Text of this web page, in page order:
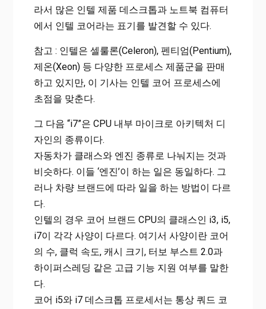
라서 많은 인텔 제품 데스크톱과 노트북 컴퓨터
에서 인텔 코어라는 표기를 발견할 수 있다.
참고 : 인텔은 셀룰론(Celeron), 펜티엄(Pentium),
제온(Xeon) 등 다양한 프로세스 제품군을 판매
하고 있지만, 이 기사는 인텔 코어 프로세스에
초점을 맞춘다.
그 다음 “i7”은 CPU 내부 마이크로 아키텍처 디
자인의 종류이다.
자동차가 클래스와 엔진 종류로 나눠지는 것과
비슷하다. 이들 ‘엔진’이 하는 일은 동일하다. 그
러나 차량 브랜드에 따라 일을 하는 방법이 다르
다.
인텔의 경우 코어 브랜드 CPU의 클래스인 i3, i5,
i7이 각각 사양이 다르다. 여기서 사양이란 코어
의 수, 클럭 속도, 캐시 크기, 터보 부스트 2.0과
하이퍼스레딩 같은 고급 기능 지원 여부를 말한
다.
코어 i5와 i7 데스크톱 프로세서는 통상 쿼드 코